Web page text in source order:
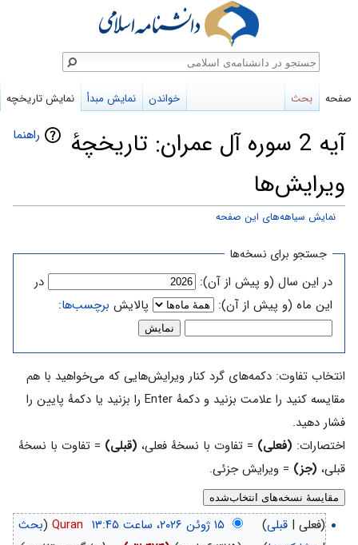
راهنما
آیه 2 سوره آل عمران: تاریخچهٔ
ویرایش‌ها
نمایش سیاهه‌های این صفحه
ناوبری
جستجو
جستجو برای نسخه‌ها
در این سال (و پیش از آن):
در
این ماه (و پیش از آن):
پالایش برچسب‌ها:
انتخاب تفاوت: دکمه‌های گرد کنار ویرایش‌هایی که می‌خواهید با هم
مقایسه کنید را علامت بزنید و دکمهٔ Enter را بزنید یا دکمهٔ پایین را
فشار دهید.
اختصارات: (فعلی) = تفاوت با نسخهٔ فعلی، (قبلی) = تفاوت با نسخهٔ
قبلی، (جز) = ویرایش جزئی.
(فعلی | قبلی)
‏
Quran
(بحث
صفحه بحث خواندن نمایش مبدأ نمایش تاریخچه
جستجو